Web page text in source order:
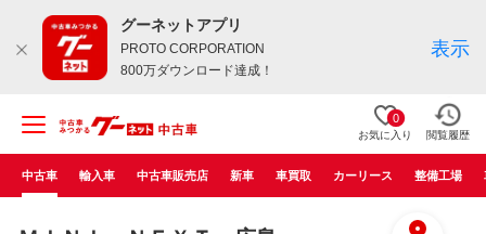
グーネットアプリ
PROTO CORPORATION
800万ダウンロード達成！
表示
0
お気に入り 閲覧履歴
中古車 輸入車 中古車販売店 新車 車買取 カーリース 整備工場